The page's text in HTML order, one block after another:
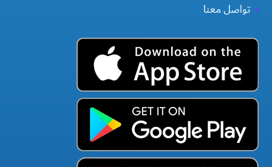
تواصل معنا